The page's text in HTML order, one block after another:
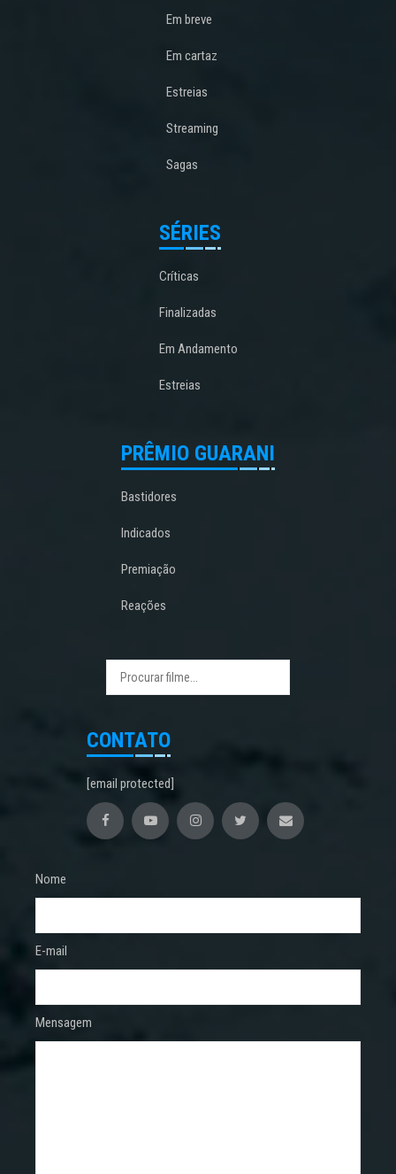
Em breve
Em cartaz
Estreias
Streaming
Sagas
SÉRIES
Críticas
Finalizadas
Em Andamento
Estreias
PRÊMIO GUARANI
Bastidores
Indicados
Premiação
Reações
CONTATO
[email protected]
Nome
E-mail
Mensagem